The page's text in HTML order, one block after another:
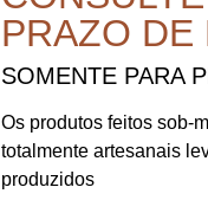
PRAZO DE
SOMENTE PARA
Os produtos feitos sob-
totalmente artesanais
produzidos